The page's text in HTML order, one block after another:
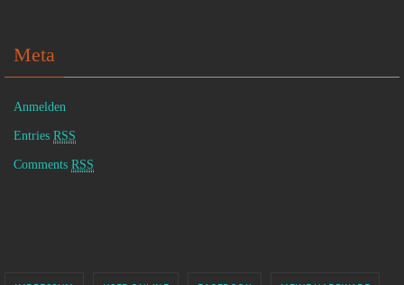
Meta
Anmelden
Entries RSS
Comments RSS